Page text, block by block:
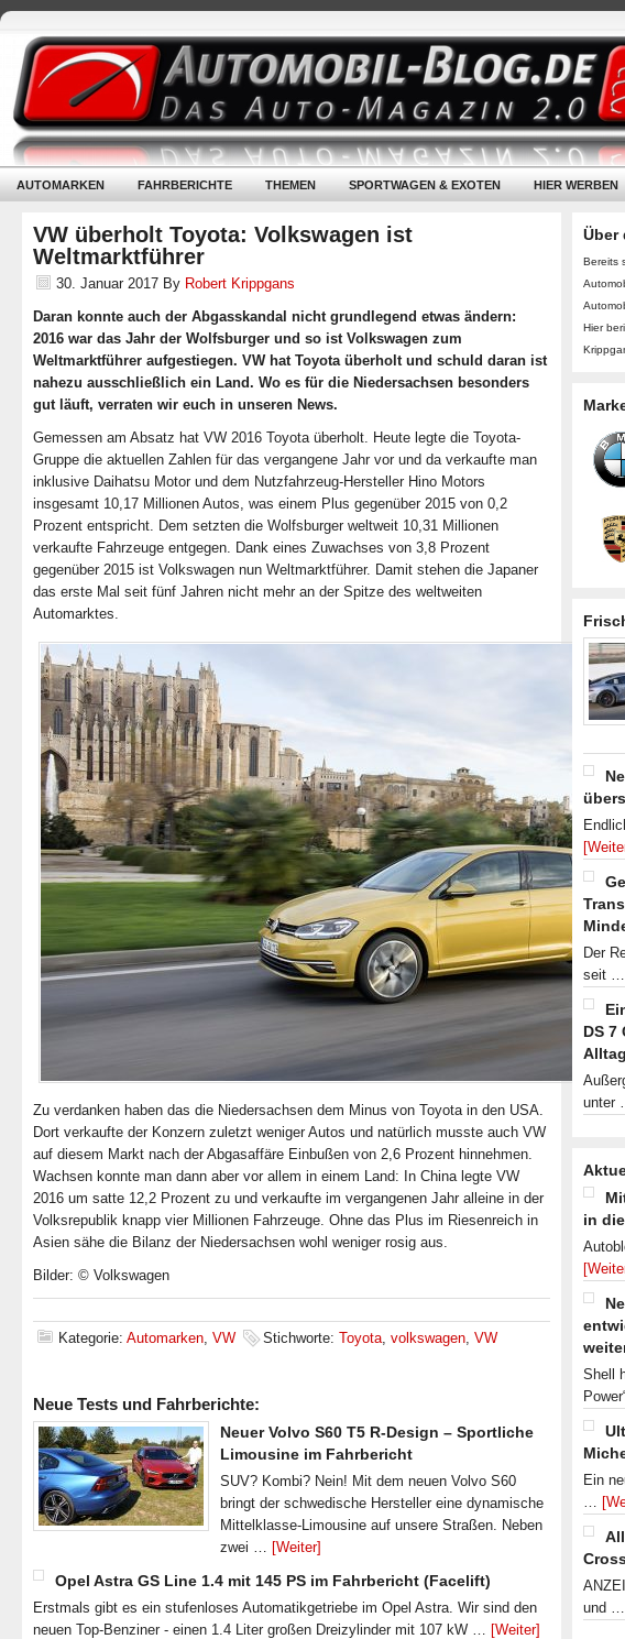
AUTOMARKEN FAHRBERICHTE THEMEN SPORTWAGEN & EXOTEN HIER WERBEN
VW überholt Toyota: Volkswagen ist
Weltmarktführer
30. Januar 2017 By Robert Krippgans
Daran konnte auch der Abgasskandal nicht grundlegend etwas ändern:
2016 war das Jahr der Wolfsburger und so ist Volkswagen zum
Weltmarktführer aufgestiegen. VW hat Toyota überholt und schuld daran ist
nahezu ausschließlich ein Land. Wo es für die Niedersachsen besonders
gut läuft, verraten wir euch in unseren News.
Gemessen am Absatz hat VW 2016 Toyota überholt. Heute legte die Toyota-
Gruppe die aktuellen Zahlen für das vergangene Jahr vor und da verkaufte man
inklusive Daihatsu Motor und dem Nutzfahrzeug-Hersteller Hino Motors
insgesamt 10,17 Millionen Autos, was einem Plus gegenüber 2015 von 0,2
Prozent entspricht. Dem setzten die Wolfsburger weltweit 10,31 Millionen
verkaufte Fahrzeuge entgegen. Dank eines Zuwachses von 3,8 Prozent
gegenüber 2015 ist Volkswagen nun Weltmarktführer. Damit stehen die Japaner
das erste Mal seit fünf Jahren nicht mehr an der Spitze des weltweiten
Automarktes.
Zu verdanken haben das die Niedersachsen dem Minus von Toyota in den USA.
Dort verkaufte der Konzern zuletzt weniger Autos und natürlich musste auch VW
auf diesem Markt nach der Abgasaffäre Einbußen von 2,6 Prozent hinnehmen.
Wachsen konnte man dann aber vor allem in einem Land: In China legte VW
2016 um satte 12,2 Prozent zu und verkaufte im vergangenen Jahr alleine in der
Volksrepublik knapp vier Millionen Fahrzeuge. Ohne das Plus im Riesenreich in
Asien sähe die Bilanz der Niedersachsen wohl weniger rosig aus.
Bilder: © Volkswagen
Kategorie: Automarken, VW Stichworte: Toyota, volkswagen, VW
Neue Tests und Fahrberichte:
Neuer Volvo S60 T5 R-Design – Sportliche
Limousine im Fahrbericht
SUV? Kombi? Nein! Mit dem neuen Volvo S60
bringt der schwedische Hersteller eine dynamische
Mittelklasse-Limousine auf unsere Straßen. Neben
zwei … [Weiter]
Opel Astra GS Line 1.4 mit 145 PS im Fahrbericht (Facelift)
Erstmals gibt es ein stufenloses Automatikgetriebe im Opel Astra. Wir sind den
neuen Top-Benziner - einen 1.4 Liter großen Dreizylinder mit 107 kW … [Weiter]
Über
Bereits
Hier
Der
seit …
DS 7
unter
in
Shell
Ein
…
und …